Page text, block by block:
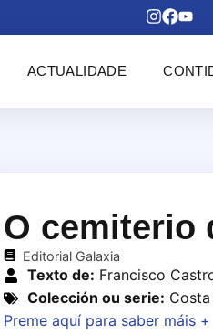
ACTUALIDADE
O cemiterio
Editorial Galaxia
Texto de: Francisco
Colección ou serie:
Preme aquí para saber máis +